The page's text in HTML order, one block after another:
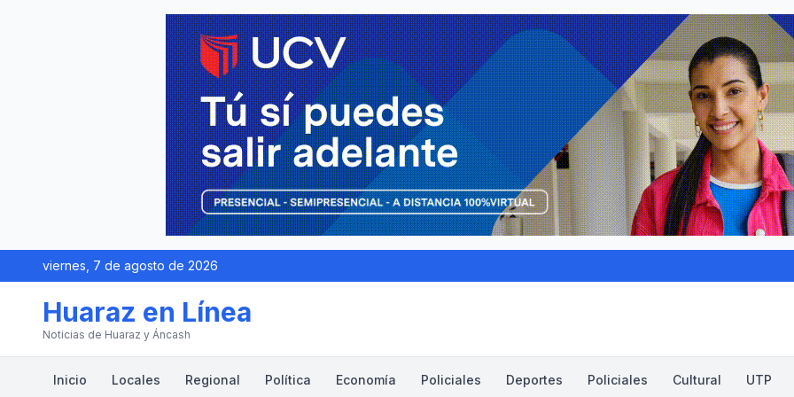
viernes, 7 de agosto de 2026
Huaraz en Línea
Noticias de Huaraz y Áncash
Inicio Locales Regional Política Economía Policiales Deportes Policiales Cultural UTP